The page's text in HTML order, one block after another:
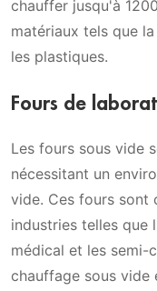
chauffer jusqu'à
matériaux tels que
les plastiques.
Fours de
Les fours sous vide
nécessitant un
vide. Ces fours sont
industries telles que
médical et les semi-
chauffage sous vide